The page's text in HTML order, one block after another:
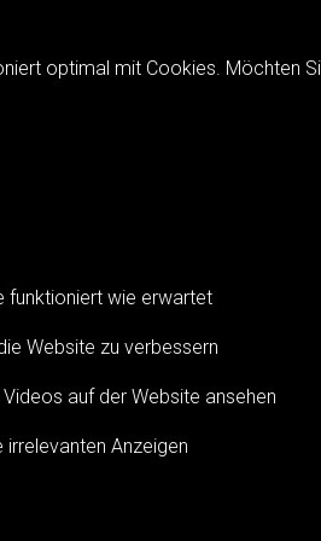
optimal mit Cookies. Möchten
funktioniert wie erwartet
Website zu verbessern
auf der Website ansehen
irrelevanten Anzeigen